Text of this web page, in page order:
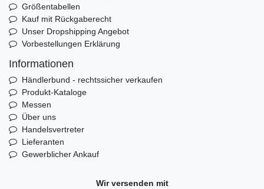
Größentabellen
Kauf mit Rückgaberecht
Unser Dropshipping Angebot
Vorbestellungen Erklärung
Informationen
Händlerbund - rechtssicher verkaufen
Produkt-Kataloge
Messen
Über uns
Handelsvertreter
Lieferanten
Gewerblicher Ankauf
Wir versenden mit